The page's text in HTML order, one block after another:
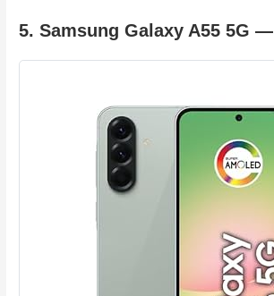
5. Samsung Galaxy A55 5G —